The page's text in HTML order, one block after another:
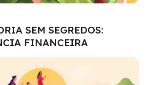
SEM SEGREDOS:
FINANCEIRA